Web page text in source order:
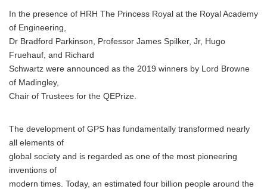
In the presence of HRH The Princess Royal at the Royal Academy
of Engineering,
Dr Bradford Parkinson, Professor James Spilker, Jr, Hugo
Fruehauf, and Richard
Schwartz were announced as the 2019 winners by Lord Browne
of Madingley,
Chair of Trustees for the QEPrize.
The development of GPS has fundamentally transformed nearly
all elements of
global society and is regarded as one of the most pioneering
inventions of
modern times. Today, an estimated four billion people around the